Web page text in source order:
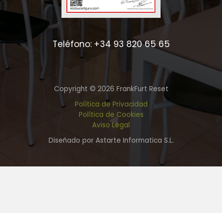
Teléfono: +34 93 820 65 65
Copyright © 2026 FrankFurt Reset
Política de Privacidad
Política de Cookies
Aviso Legal
Diseñado por Astarte Informatica S.L.